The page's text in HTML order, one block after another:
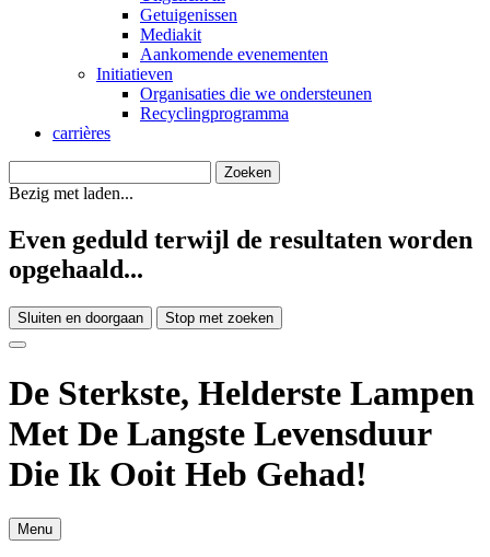
Getuigenissen
Mediakit
Aankomende evenementen
Initiatieven
Organisaties die we ondersteunen
Recyclingprogramma
carrières
Bezig met laden...
Even geduld terwijl de resultaten worden
opgehaald...
Sluiten en doorgaan Stop met zoeken
De Sterkste, Helderste Lampen
Met De Langste Levensduur
Die Ik Ooit Heb Gehad!
Menu